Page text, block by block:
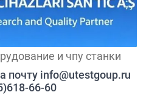
и чпу станки
почту info@utestgoup.ru
66-60